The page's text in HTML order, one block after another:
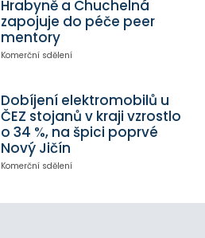
Hrabyně a Chuchelná
zapojuje do péče peer
mentory
Komerční sdělení
Dobíjení elektromobilů u
ČEZ stojanů v kraji vzrostlo
o 34 %, na špici poprvé
Nový Jičín
Komerční sdělení